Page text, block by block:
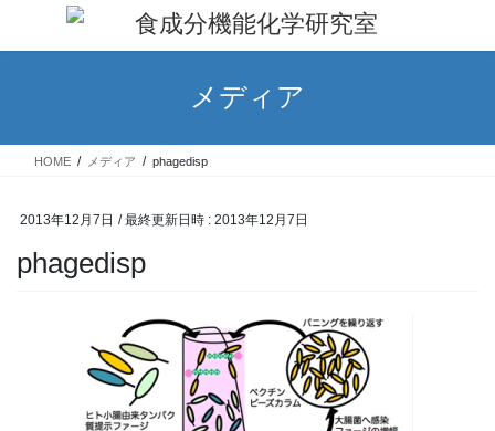
テ
ス
ゲ
ン
メディア
HOME メディア phagedisp
2013年12月7日 / 最終更新日時 : 2013年12月7日
phagedisp